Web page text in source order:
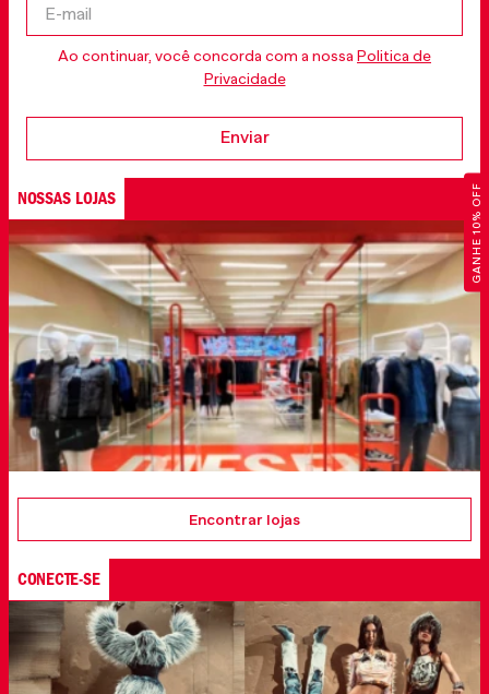
GANHE 10% OFF
Ao continuar, você concorda com a nossa Politica de
Privacidade
Enviar
NOSSAS LOJAS
Encontrar lojas
CONECTE-SE